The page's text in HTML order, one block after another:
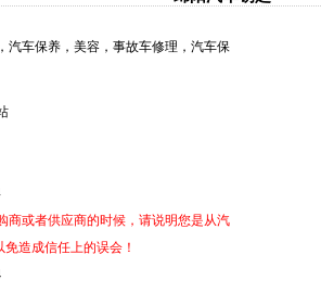
汽车保养，美容，事故车修理，汽车保
商或者供应商的时候，请说明您是从汽
造成信任上的误会！